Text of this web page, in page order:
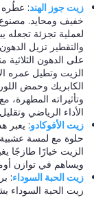
زيت جوز الهند: عطُره
خفيف ومحايد.
لعملية تجزئة تجعله
والتقطير تزيل
على الدهون
الزيت وتطيل عمره
الأداء الرياضي
زيت الأفوكادو: يعبر
حلوة مع لمسة
الزيت خيارًا طازجًا
ويساهم في توازن أوميغا-3
زيت الحبة السوداء:
زيت الحبة السوداء